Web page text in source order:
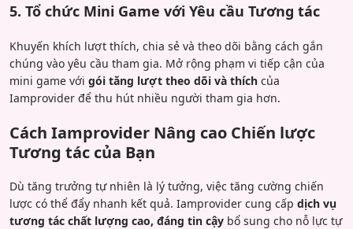
5. Tổ chức Mini Game với Yêu cầu Tương tác
Khuyến khích lượt thích, chia sẻ và theo dõi bằng cách gắn
chúng vào yêu cầu tham gia. Mở rộng phạm vi tiếp cận của
mini game với gói tăng lượt theo dõi và thích của
Iamprovider để thu hút nhiều người tham gia hơn.
Cách Iamprovider Nâng cao Chiến lược
Tương tác của Bạn
Dù tăng trưởng tự nhiên là lý tưởng, việc tăng cường chiến
lược có thể đẩy nhanh kết quả. Iamprovider cung cấp dịch vụ
tương tác chất lượng cao, đáng tin cậy bổ sung cho nỗ lực tự